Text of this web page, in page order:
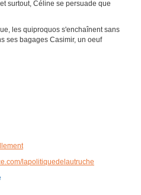
surtout, Céline se persuade que
les quiproquos s'enchaînent sans
ses bagages Casimir, un oeuf
lapolitiquedelautruche